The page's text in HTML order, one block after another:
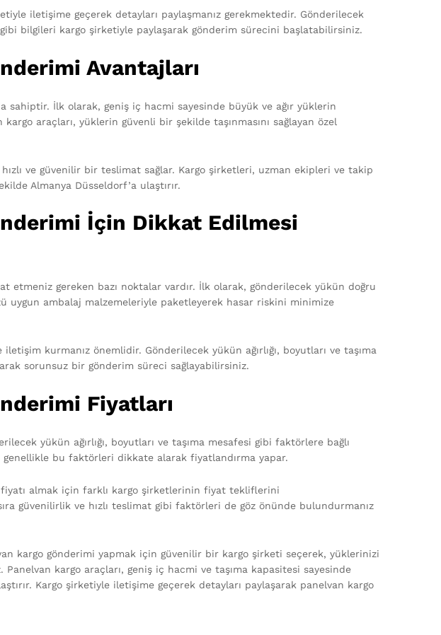
iletişime geçerek detayları paylaşmanız gerekmektedir. Gönderilecek
gibi bilgileri kargo şirketiyle paylaşarak gönderim sürecini başlatabilirsiniz.
Avantajları
sahiptir. İlk olarak, geniş iç hacmi sayesinde büyük ve ağır yüklerin
kargo araçları, yüklerin güvenli bir şekilde taşınmasını sağlayan özel
ve güvenilir bir teslimat sağlar. Kargo şirketleri, uzman ekipleri ve takip
Almanya Düsseldorf’a ulaştırır.
İçin Dikkat Edilmesi
etmeniz gereken bazı noktalar vardır. İlk olarak, gönderilecek yükün doğru
uygun ambalaj malzemeleriyle paketleyerek hasar riskini minimize
kurmanız önemlidir. Gönderilecek yükün ağırlığı, boyutları ve taşıma
sorunsuz bir gönderim süreci sağlayabilirsiniz.
Fiyatları
yükün ağırlığı, boyutları ve taşıma mesafesi gibi faktörlere bağlı
bu faktörleri dikkate alarak fiyatlandırma yapar.
almak için farklı kargo şirketlerinin fiyat tekliflerini
güvenilirlik ve hızlı teslimat gibi faktörleri de göz önünde bulundurmanız
kargo gönderimi yapmak için güvenilir bir kargo şirketi seçerek, yüklerinizi
Panelvan kargo araçları, geniş iç hacmi ve taşıma kapasitesi sayesinde
Kargo şirketiyle iletişime geçerek detayları paylaşarak panelvan kargo